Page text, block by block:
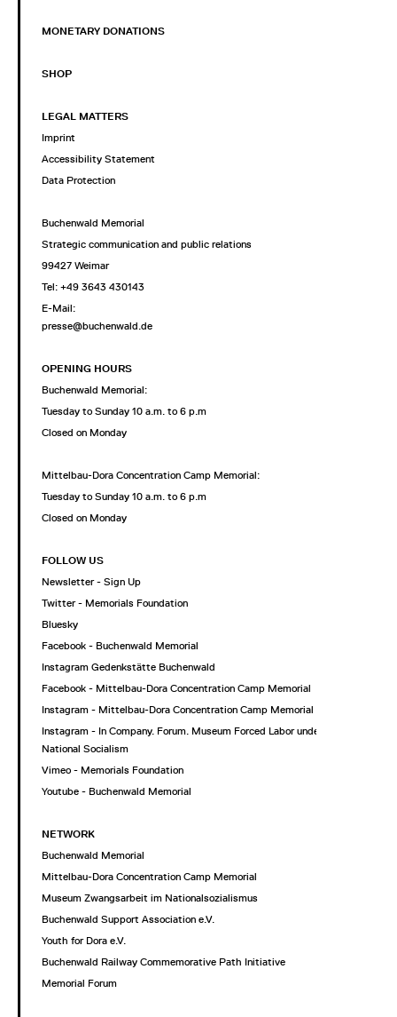
MONETARY DONATIONS
SHOP
LEGAL MATTERS
Imprint
Accessibility Statement
Data Protection
Buchenwald Memorial
Strategic communication and public relations
99427 Weimar
Tel: +49 3643 430143
E-Mail:
presse@buchenwald.de
OPENING HOURS
Buchenwald Memorial:
Tuesday to Sunday 10 a.m. to 6 p.m
Closed on Monday
Mittelbau-Dora Concentration Camp Memorial:
Tuesday to Sunday 10 a.m. to 6 p.m
Closed on Monday
FOLLOW US
Newsletter - Sign Up
Twitter - Memorials Foundation
Bluesky
Facebook - Buchenwald Memorial
Instagram Gedenkstätte Buchenwald
Facebook - Mittelbau-Dora Concentration Camp Memorial
Instagram - Mittelbau-Dora Concentration Camp Memorial
Instagram - In Company. Forum. Museum Forced Labor under
National Socialism
Vimeo - Memorials Foundation
Youtube - Buchenwald Memorial
NETWORK
Buchenwald Memorial
Mittelbau-Dora Concentration Camp Memorial
Museum Zwangsarbeit im Nationalsozialismus
Buchenwald Support Association e.V.
Youth for Dora e.V.
Buchenwald Railway Commemorative Path Initiative
Memorial Forum